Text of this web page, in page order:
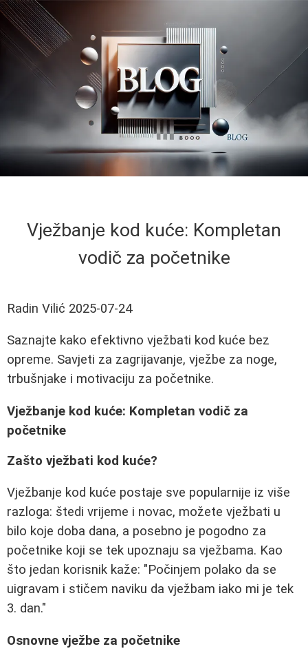
Vježbanje kod kuće: Kompletan
vodič za početnike
Radin Vilić 2025-07-24
Saznajte kako efektivno vježbati kod kuće bez
opreme. Savjeti za zagrijavanje, vježbe za noge,
trbušnjake i motivaciju za početnike.
Vježbanje kod kuće: Kompletan vodič za
početnike
Zašto vježbati kod kuće?
Vježbanje kod kuće postaje sve popularnije iz više
razloga: štedi vrijeme i novac, možete vježbati u
bilo koje doba dana, a posebno je pogodno za
početnike koji se tek upoznaju sa vježbama. Kao
što jedan korisnik kaže: "Počinjem polako da se
uigravam i stičem naviku da vježbam iako mi je tek
3. dan."
Osnovne vježbe za početnike